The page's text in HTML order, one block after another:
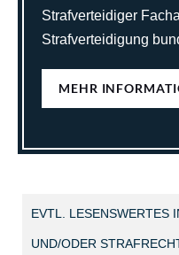
Strafverteidiger
Strafverteidigung
MEHR
EVTL. LESENSWERTES
UND/ODER